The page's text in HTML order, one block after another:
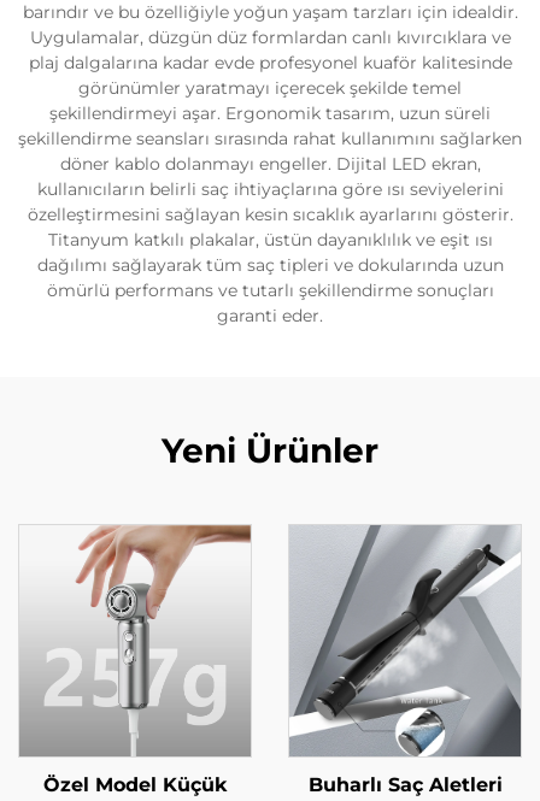
barındır ve bu özelliğiyle yoğun yaşam tarzları için idealdir.
Uygulamalar, düzgün düz formlardan canlı kıvırcıklara ve
plaj dalgalarına kadar evde profesyonel kuaför kalitesinde
görünümler yaratmayı içerecek şekilde temel
şekillendirmeyi aşar. Ergonomik tasarım, uzun süreli
şekillendirme seansları sırasında rahat kullanımını sağlarken
döner kablo dolanmayı engeller. Dijital LED ekran,
kullanıcıların belirli saç ihtiyaçlarına göre ısı seviyelerini
özelleştirmesini sağlayan kesin sıcaklık ayarlarını gösterir.
Titanyum katkılı plakalar, üstün dayanıklılık ve eşit ısı
dağılımı sağlayarak tüm saç tipleri ve dokularında uzun
ömürlü performans ve tutarlı şekillendirme sonuçları
garanti eder.
Yeni Ürünler
Özel Model Küçük
Buharlı Saç Aletleri